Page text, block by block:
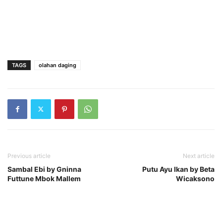
TAGS olahan daging
Previous article
Sambal Ebi by Gninna
Futtune Mbok Mallem
Next article
Putu Ayu Ikan by Beta
Wicaksono